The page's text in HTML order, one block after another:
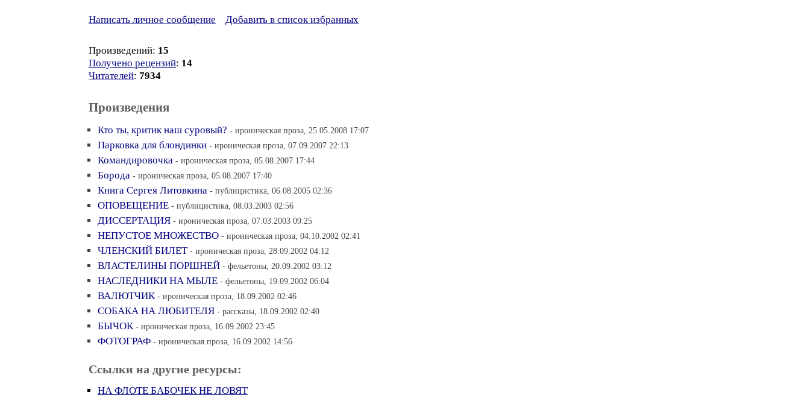
Написать личное сообщение Добавить в список избранных
Произведений: 15
Получено рецензий: 14
Читателей: 7934
Произведения
Кто ты, критик наш суровый? - ироническая проза, 25.05.2008 17:07
Парковка для блондинки - ироническая проза, 07.09.2007 22:13
Командировочка - ироническая проза, 05.08.2007 17:44
Борода - ироническая проза, 05.08.2007 17:40
Книга Сергея Литовкина - публицистика, 06.08.2005 02:36
ОПОВЕЩЕНИЕ - публицистика, 08.03.2003 02:56
ДИССЕРТАЦИЯ - ироническая проза, 07.03.2003 09:25
НЕПУСТОЕ МНОЖЕСТВО - ироническая проза, 04.10.2002 02:41
ЧЛЕНСКИЙ БИЛЕТ - ироническая проза, 28.09.2002 04:12
ВЛАСТЕЛИНЫ ПОРШНЕЙ - фельетоны, 20.09.2002 03:12
НАСЛЕДНИКИ НА МЫЛЕ - фельетоны, 19.09.2002 06:04
ВАЛЮТЧИК - ироническая проза, 18.09.2002 02:46
СОБАКА НА ЛЮБИТЕЛЯ - рассказы, 18.09.2002 02:40
БЫЧОК - ироническая проза, 16.09.2002 23:45
ФОТОГРАФ - ироническая проза, 16.09.2002 14:56
Ссылки на другие ресурсы:
НА ФЛОТЕ БАБОЧЕК НЕ ЛОВЯТ